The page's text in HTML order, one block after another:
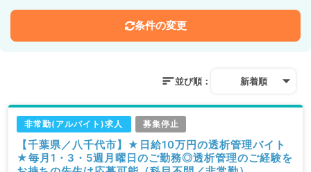
条件の変更
並び順： 新着順
非常勤(アルバイト)求人 募集停止
【千葉県／八千代市】★日給10万円の透析管理バイト
★毎月1・3・5週月曜日のご勤務◎透析管理のご経験を